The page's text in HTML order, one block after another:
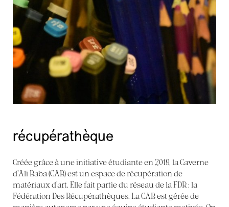
récupérathèque
Créée grâce à une initiative étudiante en 2019, la Caverne
d’Ali Baba (CAB) est un espace de récupération de
matériaux d’art. Elle fait partie du réseau de la FDR : la
Fédération Des Récupérathèques. La CAB est gérée de